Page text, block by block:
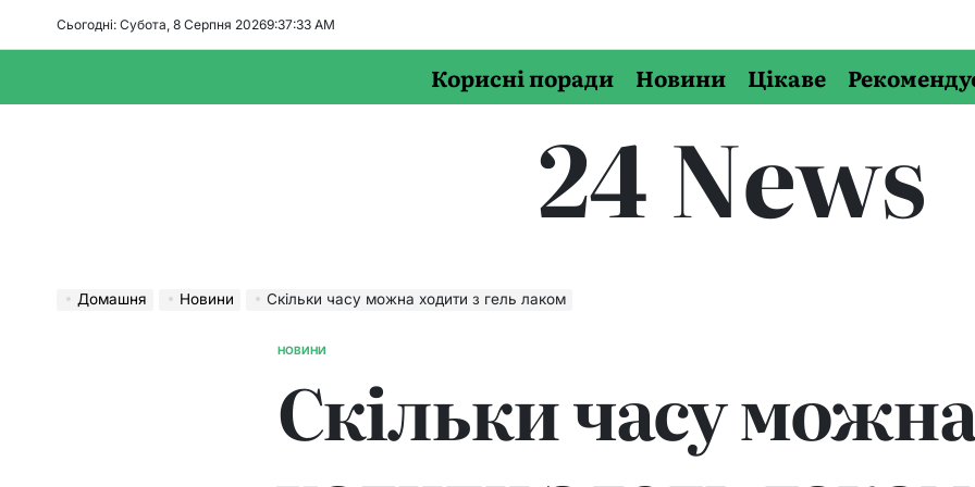
Сьогодні: Субота, 8 Серпня 20269:37:34 AM
Корисні поради Новини Цікаве
24 News
Домашня Новини Скільки часу можна ходити з гель лаком
ОПУБЛІКУВАТИ
НОВИНИ
Скільки часу